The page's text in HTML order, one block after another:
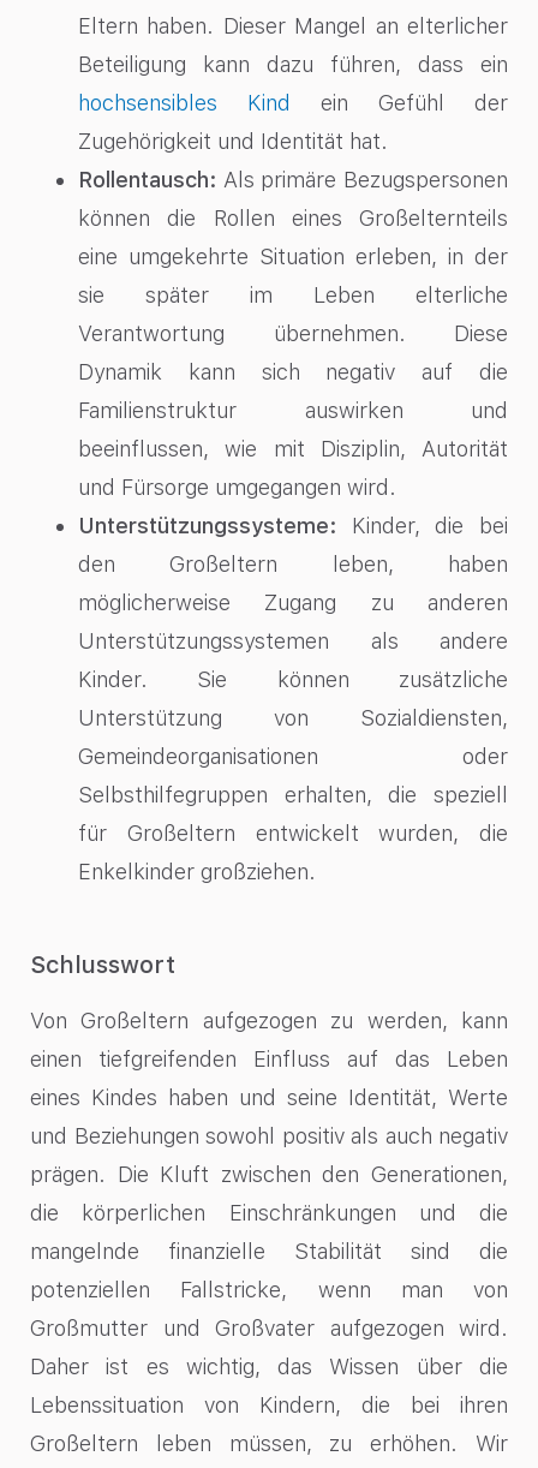
Eltern haben. Dieser Mangel an elterlicher
Beteiligung kann dazu führen, dass ein
hochsensibles Kind
ein Gefühl der
Zugehörigkeit und Identität hat.
Rollentausch: Als primäre Bezugspersonen
können die Rollen eines Großelternteils
eine umgekehrte Situation erleben, in der
sie später im Leben elterliche
Verantwortung übernehmen. Diese
Dynamik kann sich negativ auf die
Familienstruktur auswirken und
beeinflussen, wie mit Disziplin, Autorität
und Fürsorge umgegangen wird.
Unterstützungssysteme: Kinder, die bei
den Großeltern leben, haben
möglicherweise Zugang zu anderen
Unterstützungssystemen als andere
Kinder. Sie können zusätzliche
Unterstützung von Sozialdiensten,
Gemeindeorganisationen oder
Selbsthilfegruppen erhalten, die speziell
für Großeltern entwickelt wurden, die
Enkelkinder großziehen.
Schlusswort
Von Großeltern aufgezogen zu werden, kann
einen tiefgreifenden Einfluss auf das Leben
eines Kindes haben und seine Identität, Werte
und Beziehungen sowohl positiv als auch negativ
prägen. Die Kluft zwischen den Generationen,
die körperlichen Einschränkungen und die
mangelnde finanzielle Stabilität sind die
potenziellen Fallstricke, wenn man von
Großmutter und Großvater aufgezogen wird.
Daher ist es wichtig, das Wissen über die
Lebenssituation von Kindern, die bei ihren
Großeltern leben müssen, zu erhöhen. Wir